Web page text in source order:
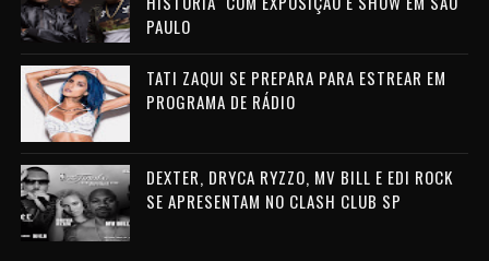
PAULO
TATI ZAQUI SE PREPARA PARA ESTREAR EM
PROGRAMA DE RÁDIO
DEXTER, DRYCA RYZZO, MV BILL E EDI ROCK
SE APRESENTAM NO CLASH CLUB SP